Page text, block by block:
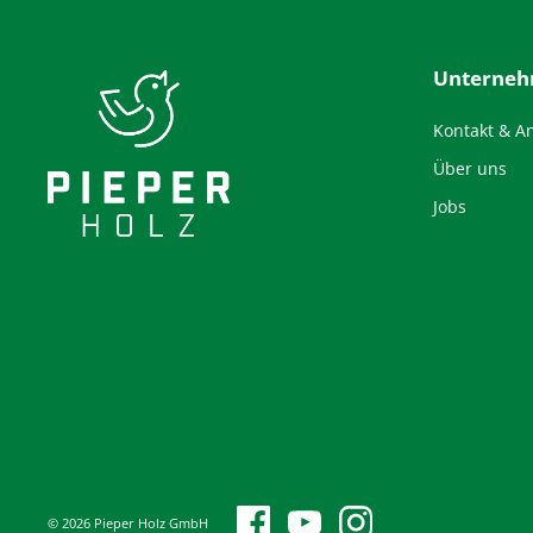
Kontakt &
Über uns
Jobs
© 2026 Pieper Holz GmbH